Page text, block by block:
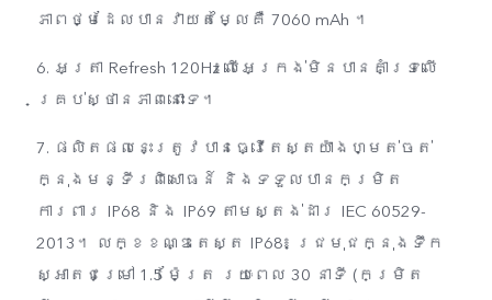
ភាពថ្មដែលបានវាយតម្លៃគឺ 7060 mAh ។
6. អត្រា​ Refresh 120Hz លើអេក្រង់មិនបានគាំទ្រលើ
គ្រប់ស្ថានភាពនោះទេ។
7. ផលិតផលនេះត្រូវបានធ្វើតេស្តយ៉ាងហ្មត់ចត់
ក្នុងមន្ទីរពិសោធន៍ និងទទួលបានកម្រិត
ការពារ IP68 និង IP69 តាមស្តង់ដារ IEC 60529-
2013។ លក្ខខណ្ឌតេស្ត IP68៖ ជ្រមុជក្នុងទឹក
ស្អាតជម្រៅ 1.5 ម៉ែត្រ រយៈពេល 30 នាទី (កម្រិត